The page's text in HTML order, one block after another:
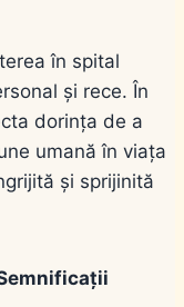
în spital
și rece. În
dorința de a
umană în viața
și sprijinită